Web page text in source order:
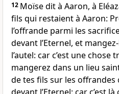
12 Moïse dit à Aaron, à
fils qui restaient à Aaron:
l’offrande parmi les
devant l’Eternel, et
l’autel: car c’est une chose
mangerez dans un lieu
de tes fils sur les offrandes